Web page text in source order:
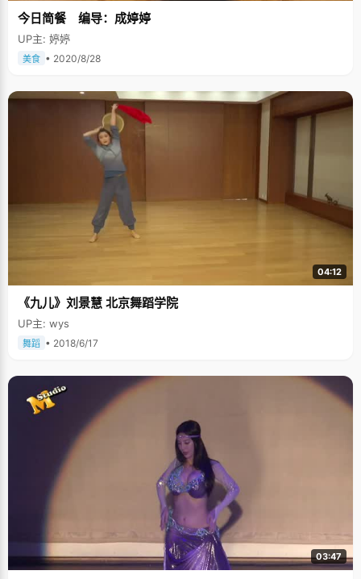
今日简餐 编导：成婷婷
UP主: 婷婷
美食 • 2020/8/28
04:12
《九儿》刘景慧 北京舞蹈学院
UP主: wys
舞蹈 • 2018/6/17
03:47